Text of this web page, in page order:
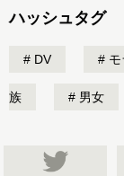
ハッシュタグ
DV モ
族 男女